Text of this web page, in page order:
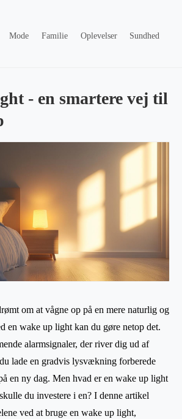
Mode Familie Oplevelser
Sundhed
- en smartere vej til
om at vågne op på en mere naturlig og
en wake up light kan du gøre netop det.
alarmsignaler, der river dig ud af
lade en gradvis lysvækning forberede
en ny dag. Men hvad er en wake up light
du investere i en? I denne artikel
ved at bruge en wake up light,